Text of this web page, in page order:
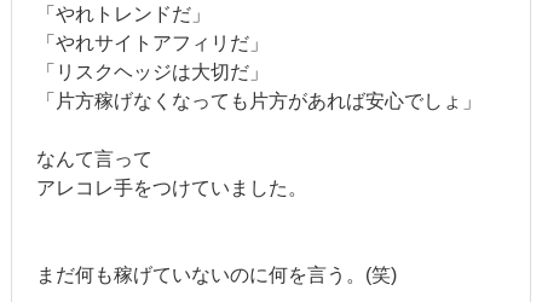
「やれトレンドだ」
「やれサイトアフィリだ」
「リスクヘッジは大切だ」
「片方稼げなくなっても片方があれば安心でしょ」
なんて言って
アレコレ手をつけていました。
まだ何も稼げていないのに何を言う。(笑)